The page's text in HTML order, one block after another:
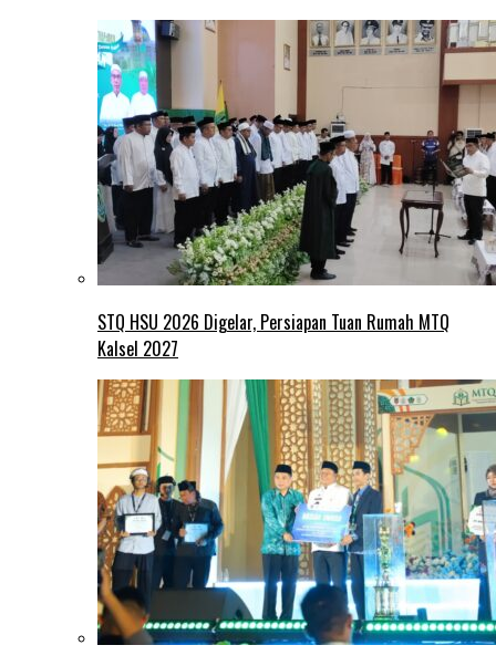
STQ HSU 2026 Digelar, Persiapan Tuan Rumah MTQ
Kalsel 2027